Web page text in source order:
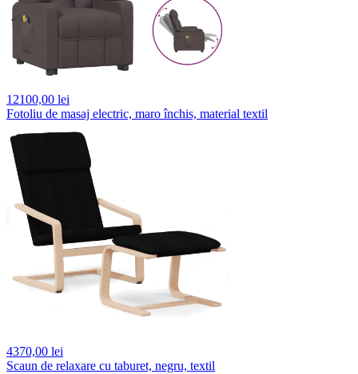
12100,00 lei
Fotoliu de masaj electric, maro închis, material textil
4370,00 lei
Scaun de relaxare cu taburet, negru, textil